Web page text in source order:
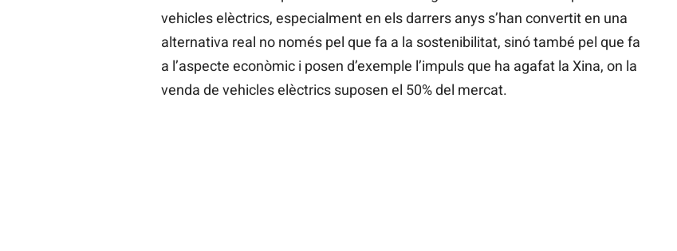
vehicles elèctrics, especialment en els darrers anys s’han convertit en una
alternativa real no només pel que fa a la sostenibilitat, sinó també pel que fa
a l’aspecte econòmic i posen d’exemple l’impuls que ha agafat la Xina, on la
venda de vehicles elèctrics suposen el 50% del mercat.